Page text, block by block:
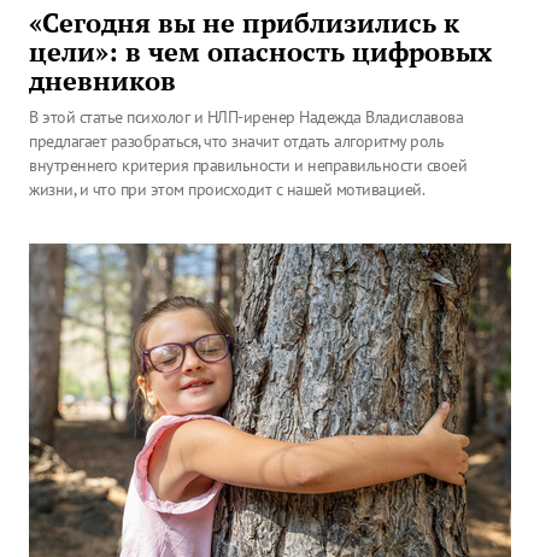
«Сегодня вы не приблизились к
цели»: в чем опасность цифровых
дневников
В этой статье психолог и НЛП-иренер Надежда Владиславова
предлагает разобраться, что значит отдать алгоритму роль
внутреннего критерия правильности и неправильности своей
жизни, и что при этом происходит с нашей мотивацией.